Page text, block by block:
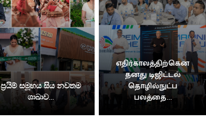
ප්‍රයිම් සමූහය සිය නවතම
ශාඛාව...
எதிர்காலத்திற்கென
தனது டிஜிட்டல்
தொழில்நுட்ப
பலத்தை...